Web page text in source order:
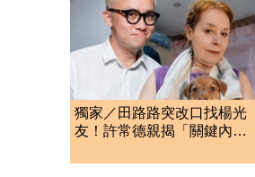
獨家／田路路突改口找楊光
友！許常德親揭「關鍵內